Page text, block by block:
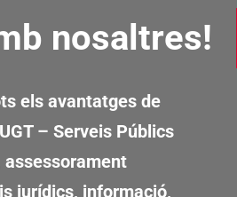
nosaltres!
els avantatges de
– Serveis Públics
assessorament
jurídics, informació,